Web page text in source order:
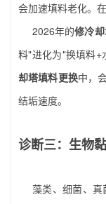
会加速填料老化。
2026年的修冷
料"进化为"换填料+
却塔填料更换中，
结垢速度。
诊断三：生物
藻类、细菌、